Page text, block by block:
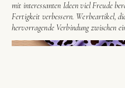
mit interessanten Ideen viel Freude
Fertigkeit verbessern. Werbeartikel,
hervorragende Verbindung zwischen